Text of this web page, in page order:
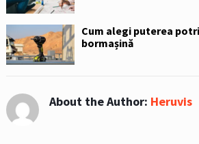
Cum alegi puterea
bormașină
About the Author: Heruvis